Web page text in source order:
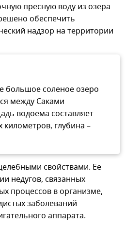
пресную воду из озера
обеспечить
надзор на территории
большое соленое озеро
между Саками
водоема составляет
километров, глубина –
свойствами. Ее
недугов, связанных
процессов в организме,
заболеваний
аппарата.